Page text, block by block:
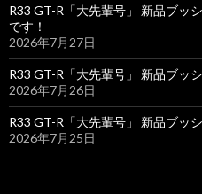
R33 GT-R「大先輩号」 新品ブ
です！
2026年7月27日
R33 GT-R「大先輩号」 新品ブッ
2026年7月26日
R33 GT-R「大先輩号」 新品ブッ
2026年7月25日